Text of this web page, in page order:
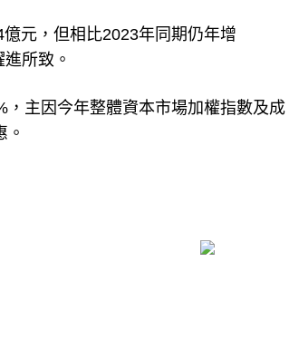
元，但相比2023年同期仍年增
所致。
主因今年整體資本市場加權指數及成